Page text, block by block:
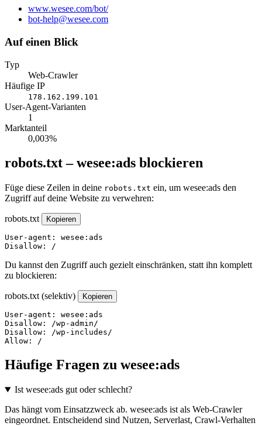
Website
www.wesee.com/bot/
E-
bot-help@wesee.com
Auf einen Blick
Typ
Web-Crawler
Häufige IP
178.162.199.101
User-Agent-Varianten
1
Marktanteil
0,003%
robots.txt – wesee:ads blockieren
Füge diese Zeilen in deine robots.txt ein, um wesee:ads den
Zugriff auf deine Website zu verwehren:
robots.txt Kopieren
User-agent: wesee:ads
Disallow: /
Du kannst den Zugriff auch gezielt einschränken, statt ihn komplett
zu blockieren:
robots.txt (selektiv) Kopieren
User-agent: wesee:ads
Disallow: /wp-admin/
Disallow: /wp-includes/
Allow: /
Häufige Fragen zu wesee:ads
Ist wesee:ads gut oder schlecht?
Das hängt vom Einsatzzweck ab. wesee:ads ist als Web-Crawler
eingeordnet. Entscheidend sind Nutzen, Serverlast, Crawl-Verhalten